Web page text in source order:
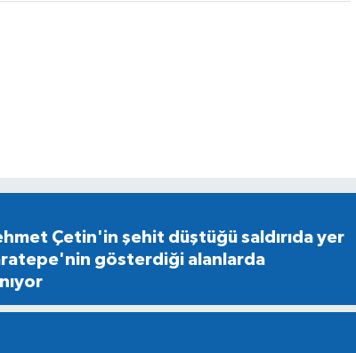
Çetin'in şehit düştüğü saldırıda yer
gösterdiği alanlarda